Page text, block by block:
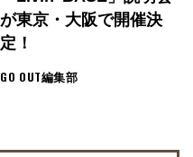
が東京・大阪で開催決
定！
GO OUT編集部